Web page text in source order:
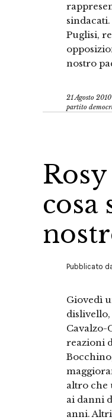
Puglisi,
nostro
21 Agosto 2010
partito
cosa
Pubblicato
Giovedì
Cavalzo-
reazioni
altro che
ai danni
anni.